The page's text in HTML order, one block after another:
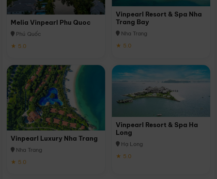
Melia Vinpearl Phu Quoc
Phú Quốc
★ 5.0
Vinpearl Resort & Spa Nha
Trang Bay
Nha Trang
★ 5.0
Vinpearl Luxury Nha Trang
Nha Trang
★ 5.0
Vinpearl Resort & Spa Ha
Long
Hạ Long
★ 5.0